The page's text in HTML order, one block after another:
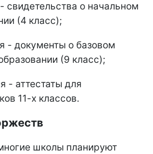
свидетельства о начальном
(4 класс);
- документы о базовом
(9 класс);
- аттестаты для
11-х классов.
школы планируют